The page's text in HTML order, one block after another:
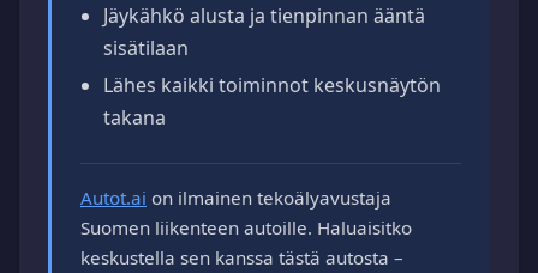
Jäykähkö alusta ja tienpinnan ääntä
sisätilaan
Lähes kaikki toiminnot keskusnäytön
takana
Autot.ai on ilmainen tekoälyavustaja
Suomen liikenteen autoille. Haluaisitko
keskustella sen kanssa tästä autosta –